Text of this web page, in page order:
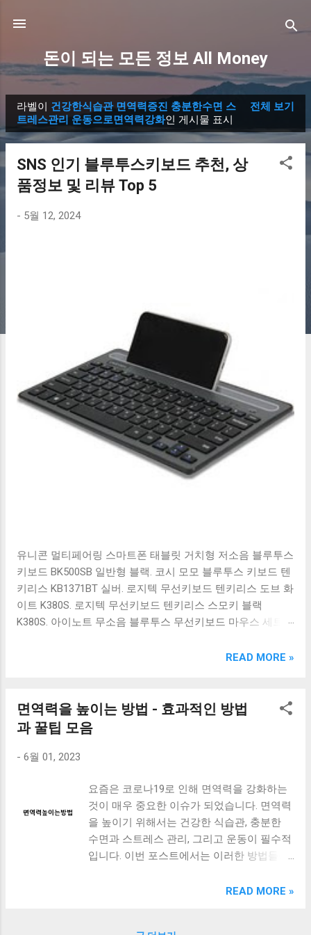
돈이 되는 모든 정보 All Money
글
라벨이 건강한식습관 면역력증진 충분한수면 스
트레스관리 운동으로면역력강화인 게시물 표시
전체 보기
SNS 인기 블루투스키보드 추천, 상
품정보 및 리뷰 Top 5
- 5월 12, 2024
유니콘 멀티페어링 스마트폰 태블릿 거치형 저소음 블루투스
키보드 BK500SB 일반형 블랙. 코시 모모 블루투스 키보드 텐
키리스 KB1371BT 실버. 로지텍 무선키보드 텐키리스 도브 화
이트 K380S. 로지텍 무선키보드 텐키리스 스모키 블랙
K380S. 아이노트 무소음 블루투스 무선키보드 마우스 세트
OABTKBDA 퓨어 화이트. 코시 베이직 블루투스 키보드
랙. 큐센 멤브레인 무선 키보드 블랙 K1000 일반형 블루투스
키보드 구매를 고려하실 때, 추가 할인 혜택을 놓치지 마세요.
다양한 할인 혜택과 빠른배송 혜택을 놓치지 않도록 먼저 확
인해보세요. 추가할인 확인하기 상품 하나를 사더라도 종류
루투스키보드 같은 상품을 고를 때는 더 고민이 많을 수 밖에
없습니다. 다양한 상품들을 상세스펙 과 가격 을 꼼꼼히 비교
해서 구매하실 수 있도록 순위 추천 해드릴게요. 특가상품 보
러가기 추천상품 Best 유니콘 멀티페어링 스마트폰 태블릿
거치형 저소음 블루투스 키보드, BK-500SB, 일반형, 블랙 유
READ MORE »
면역력을 높이는 방법 - 효과적인 방법
과 꿀팁 모음
- 6월 01, 2023
요즘은 코로나19로 인해 면역력을 강화하는
것이 매우 중요한 이슈가 되었습니다. 면역력
을 높이기 위해서는 건강한 식습관, 충분한
수면과 스트레스 관리, 그리고 운동이 필수적
입니다. 이번 포스트에서는 이러한 방법들을
우리 몸의 면역력에 큰 영향을 미칩니다. 따
READ MORE »